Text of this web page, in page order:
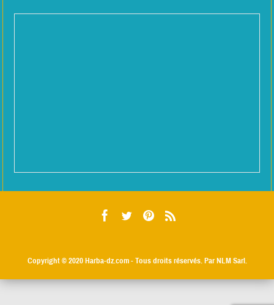
Copyright © 2020Harba-dz.com- Tous droits réservés. Par NLM Sarl.